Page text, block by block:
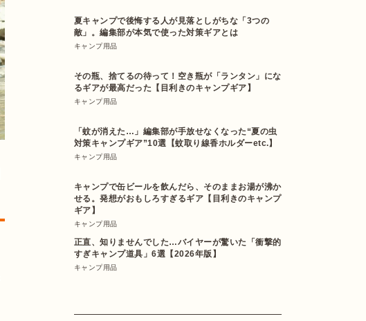
夏キャンプで後悔する人が見落としがちな「3つの
敵」。編集部が本気で使った対策ギアとは
キャンプ用品
その瓶、捨てるの待って！空き瓶が「ランタン」にな
るギアが最高だった【目利きのキャンプギア】
キャンプ用品
「蚊が消えた…」編集部が手放せなくなった“夏の虫
対策キャンプギア”10選【蚊取り線香ホルダーetc.】
キャンプ用品
キャンプで缶ビールを飲んだら、そのままお湯が沸か
せる。発想がおもしろすぎるギア【目利きのキャンプ
ギア】
キャンプ用品
正直、知りませんでした…バイヤーが驚いた「衝撃的
すぎキャンプ道具」6選【2026年版】
キャンプ用品